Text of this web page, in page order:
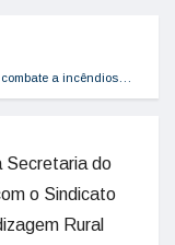
a incêndios…
Secretaria do
o Sindicato
Rural